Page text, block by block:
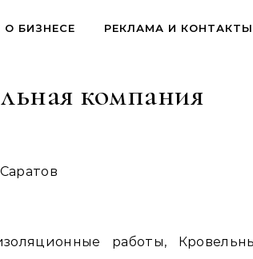
БИЗНЕСЕ РЕКЛАМА И КОНТАКТЫ
компания
работы,